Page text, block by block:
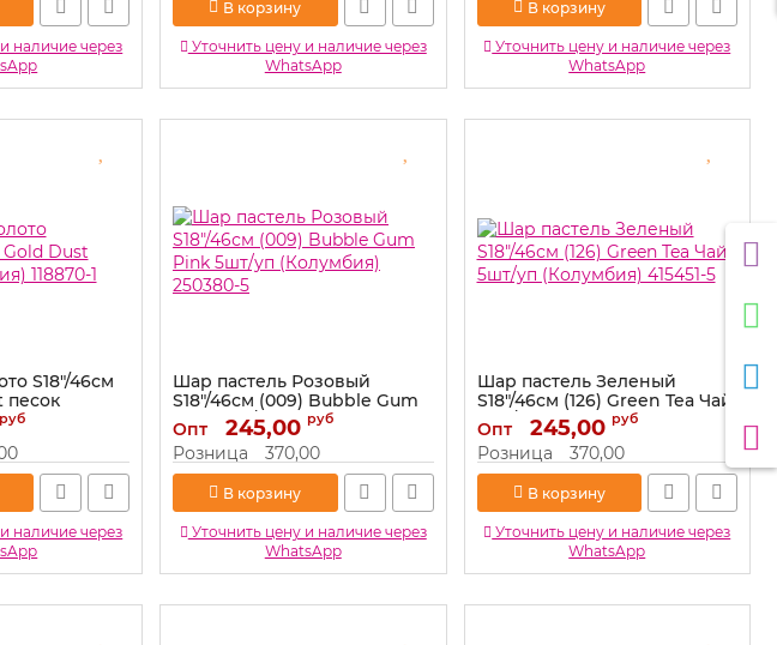
наличие через
В корзину
Уточнить цену и наличие через
WhatsApp
В корзину
Уточнить цену и наличие через
WhatsApp
S18"/46см
песок
1
руб
наличие через
Шар пастель Розовый
S18"/46см (009) Bubble Gum
Pink 5шт/уп (Колумбия)
250380-5
Артикул: 250380-5
Опт 245,00 руб
Розница 370,00
В корзину
Уточнить цену и наличие через
WhatsApp
Шар пастель Зеленый
S18"/46см (126) Green Tea Чай
5шт/уп (Колумбия) 415451-5
Артикул: 415451-5
Опт 245,00 руб
Розница 370,00
В корзину
Уточнить цену и наличие через
WhatsApp